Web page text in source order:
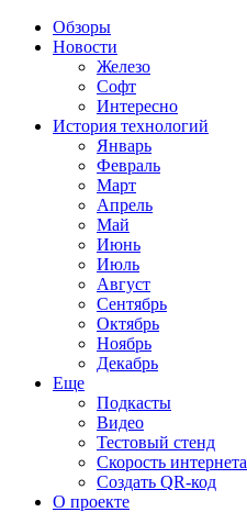
Обзоры
Новости
Железо
Софт
Интересно
История технологий
Январь
Февраль
Март
Апрель
Май
Июнь
Июль
Август
Сентябрь
Октябрь
Ноябрь
Декабрь
Еще
Подкасты
Видео
Тестовый стенд
Скорость интернета
Создать QR-код
О проекте